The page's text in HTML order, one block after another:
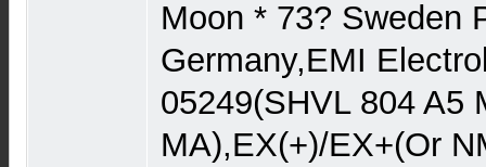
Moon * 73? Sweden
Germany,EMI
05249(SHVL 804 A5
MA),EX(+)/EX+(Or